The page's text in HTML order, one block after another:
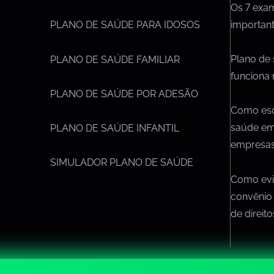
PLANO DE SAÚDE PARA IDOSOS
PLANO DE SAÚDE FAMILIAR
PLANO DE SAÚDE POR ADESÃO
PLANO DE SAÚDE INFANTIL
SIMULADOR PLANO DE SAÚDE
Os 7
Plano de
funciona
Como
saúde
Como
de